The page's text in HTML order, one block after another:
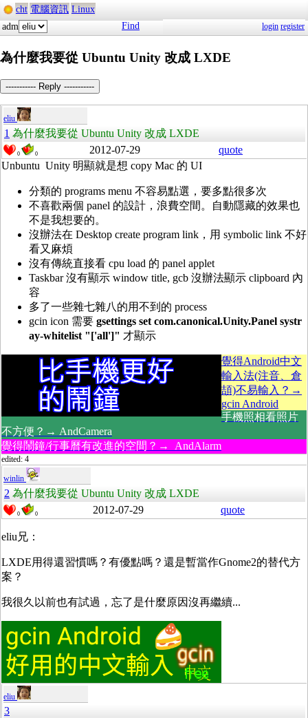
cht 電腦資訊 Linux
adm
Find login register
為什麼我要從 Ubuntu Unity 改成 LXDE
----------- Reply -----------
eliu
1 為什麼我要從 Ubuntu Unity 改成 LXDE
0 0 2012-07-29
quote
Unbuntu Unity 明顯就是想 copy Mac 的 UI
分類的 programs menu 不容易點選，要多點很多次
不喜歡兩個 panel 的設計，浪費空間。自動隱藏的效果也
不是我想要的。
沒辦法在 Desktop create program link，用 symbolic link 不好
看又麻煩
沒有傳統直接看 cpu load 的 panel applet
Taskbar 沒有顯示 window title, gcb 沒辦法顯示 clipboard 內
容
多了一些雜七雜八的用不到的 process
gcin icon 需要 gsettings set com.canonical.Unity.Panel systr
ay-whitelist "['all']" 才顯示
覺得Android中文
輸入法(注音、倉
頡)不易輸入？→
gcin Android
手機照相看照片
不方便？→ AndCamera
覺得鬧鐘/行事曆有改進的空間？→ AndAlarm
edited: 4
winlin
2 為什麼我要從 Ubuntu Unity 改成 LXDE
0 0 2012-07-29 quote
eliu兄：
LXDE用得還習慣嗎？有優點嗎？還是暫當作Gnome2的替代方
案？
我很久以前也有試過，忘了是什麼原因沒再繼續...
eliu
3